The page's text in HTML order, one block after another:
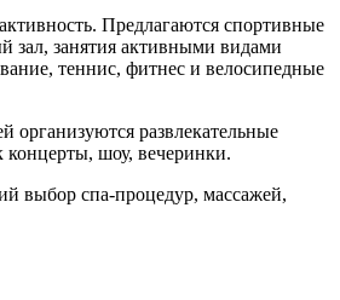
Предлагаются спортивные
зал, занятия активными видами
теннис, фитнес и велосипедные
организуются развлекательные
концерты, шоу, вечеринки.
выбор спа-процедур, массажей,